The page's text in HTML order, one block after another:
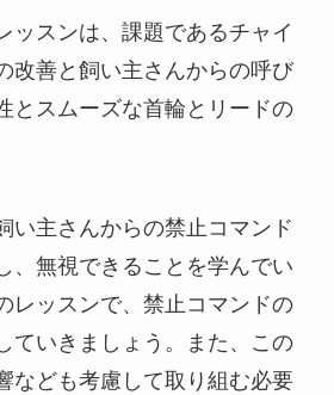
ッスンは、課題であるチャイ
改善と飼い主さんからの呼び
とスムーズな首輪とリードの
い主さんからの禁止コマンド
、無視できることを学んでい
レッスンで、禁止コマンドの
ていきましょう。また、この
なども考慮して取り組む必要